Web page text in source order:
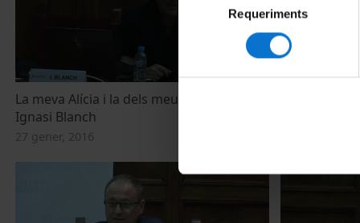
consentiment
Requeriments
La meva Alícia i la dels meus amics -
Ignasi Blanch
27 gener, 2016